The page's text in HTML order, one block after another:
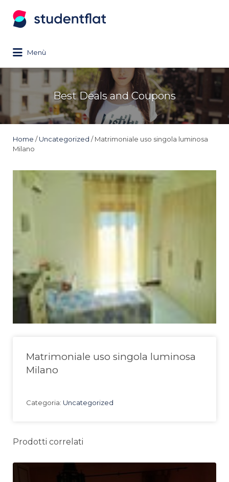
Search
for:
Menù
Best Deals and Coupons
Home /Uncategorized / Matrimoniale uso singola luminosa
Milano
Matrimoniale uso singola luminosa
Milano
Categoria: Uncategorized
Prodotti correlati